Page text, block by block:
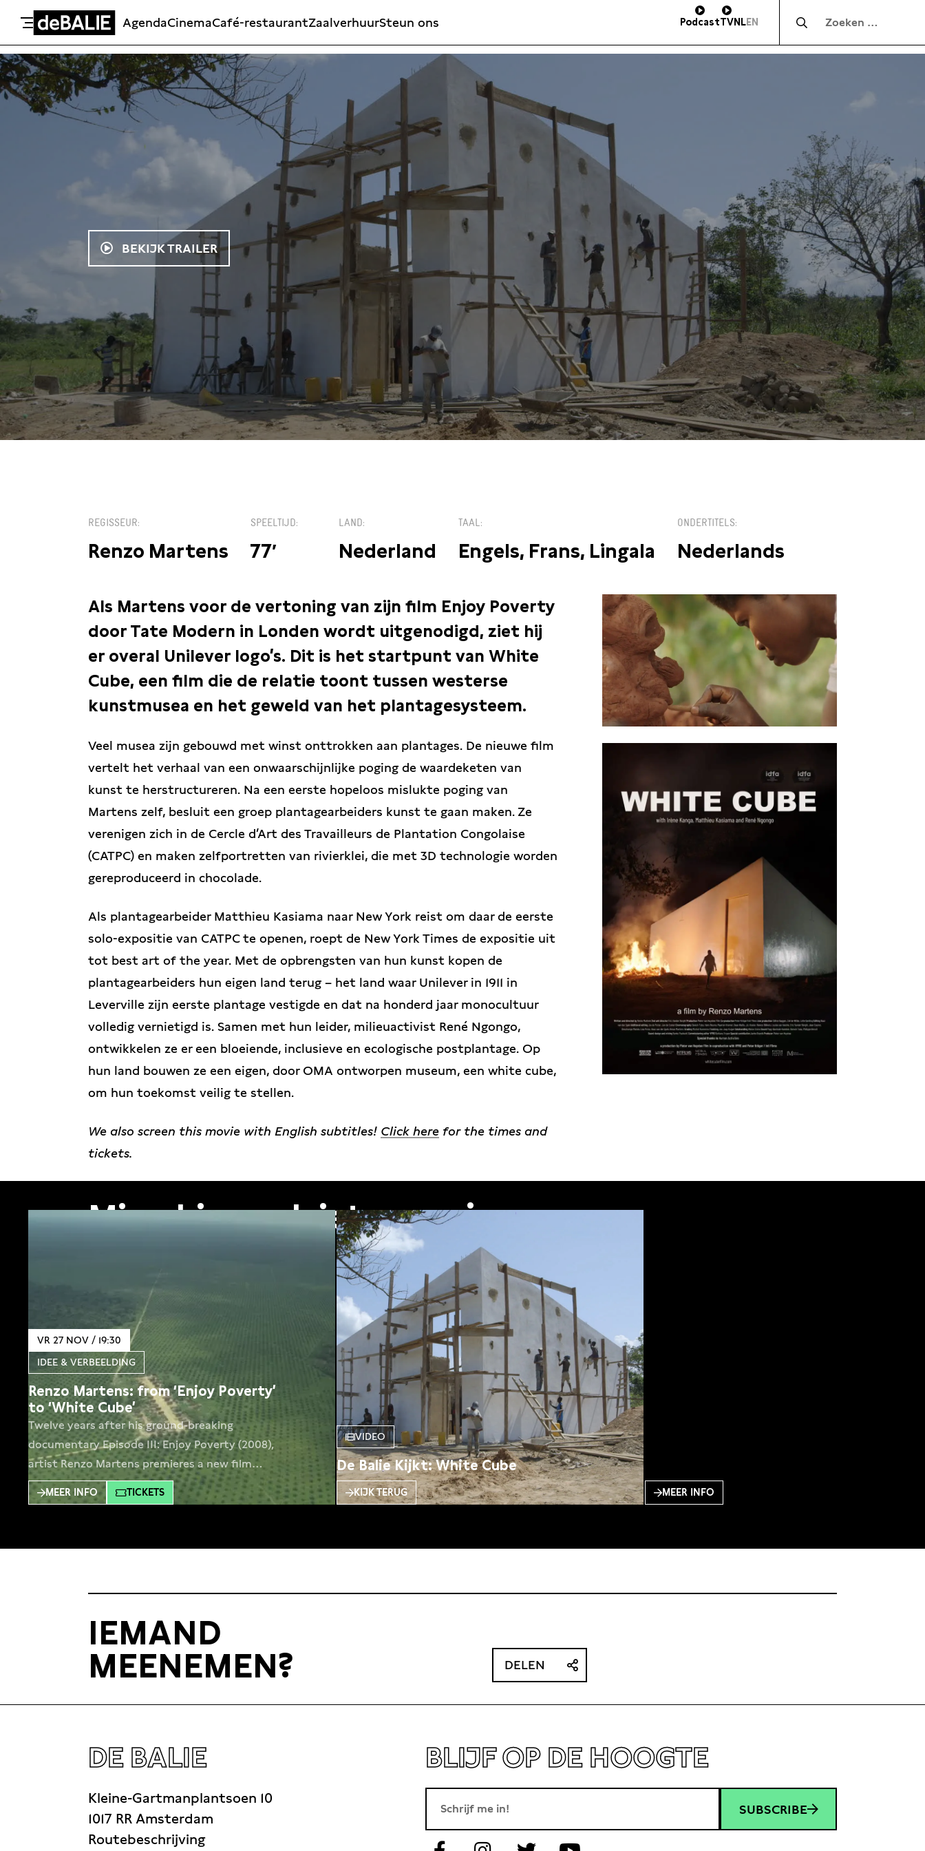
Meteen naar de content
De Balie
AgendaCinemaCafé-restaurantZaalverhuurSteun ons PodcastTVNLEN
BEKIJK TRAILER
KIES EEN
REGISSEUR
Renzo Martens
SPEELTIJD
77′
LAND
Nederland
TAAL
Engels, Frans, Lingala
ONDERTITELS
Nederlands
Als Martens voor de vertoning van zijn film Enjoy Poverty
door Tate Modern in Londen wordt uitgenodigd, ziet hij
er overal Unilever logo’s. Dit is het startpunt van White
Cube, een film die de relatie toont tussen westerse
kunstmusea en het geweld van het plantagesysteem.
Veel musea zijn gebouwd met winst onttrokken aan plantages. De nieuwe film
vertelt het verhaal van een onwaarschijnlijke poging de waardeketen van
kunst te herstructureren. Na een eerste hopeloos mislukte poging van
Martens zelf, besluit een groep plantagearbeiders kunst te gaan maken. Ze
verenigen zich in de Cercle d’Art des Travailleurs de Plantation Congolaise
(CATPC) en maken zelfportretten van rivierklei, die met 3D technologie worden
gereproduceerd in chocolade.
Als plantagearbeider Matthieu Kasiama naar New York reist om daar de eerste
solo-expositie van CATPC te openen, roept de New York Times de expositie uit
tot best art of the year. Met de opbrengsten van hun kunst kopen de
plantagearbeiders hun eigen land terug – het land waar Unilever in 1911 in
Leverville zijn eerste plantage vestigde en dat na honderd jaar monocultuur
volledig vernietigd is. Samen met hun leider, milieuactivist René Ngongo,
ontwikkelen ze er een bloeiende, inclusieve en ecologische postplantage. Op
hun land bouwen ze een eigen, door OMA ontworpen museum, een white cube,
om hun toekomst veilig te stellen.
We also screen this movie with English subtitles! Click here for the times and
tickets.
Misschien ook iets voor jou…
VR 27 NOV / 19:30
IDEE & VERBEELDING
Renzo Martens: from ‘Enjoy Poverty’
to ‘White Cube’
Twelve years after his ground-breaking
documentary Episode III: Enjoy Poverty (2008),
artist Renzo Martens premieres a new film
called White Cube in which he followed
Congolese plantation workers who built a
MEER INFO TICKETS
VIDEO
De Balie Kijkt: White Cube
KIJK TERUG MEER INFO
IEMAND
MEENEMEN?
DELEN
DE BALIE
Kleine-Gartmanplantsoen 10
1017 RR Amsterdam
Routebeschrijving
BLIJF OP DE HOOGTE
SUBSCRIBE